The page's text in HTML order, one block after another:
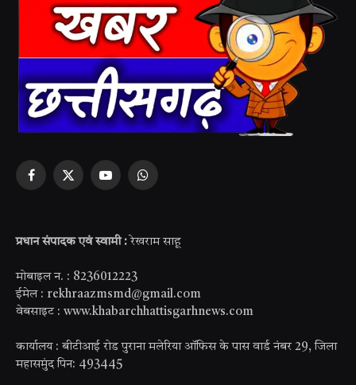
Facebook
X
YouTubeWhatsApp
प्रधान संपादक एवं स्वामी : रेखराम साहू
मोबाइल न. : 8236012223
ईमेल : rekhraazmsmd@gmail.com
वेबसाइट : www.khabarchhattisgarhnews.com
कार्यालय : बीटीआई रोड पुराना मलेरिया ऑफिस के पास वार्ड नंबर 29, जिला
महासमुंद पिन: 493445